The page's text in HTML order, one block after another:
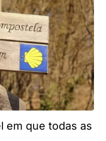
em que todas as